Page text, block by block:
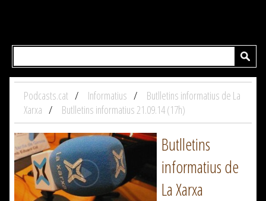
Podcasts.cat Informatius
Butlletins informatius de La
Xarxa
Butlletins informatius 21.09.14 (17h)
Butlletins
informatius de
La Xarxa